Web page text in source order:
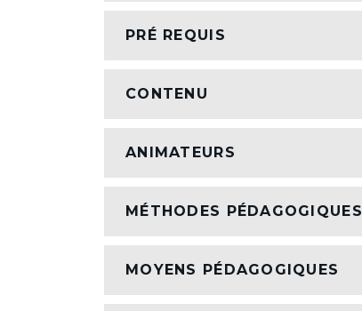
PRÉ REQUIS
CONTENU
ANIMATEURS
MÉTHODES PÉDAGOGIQUES
MOYENS PÉDAGOGIQUES